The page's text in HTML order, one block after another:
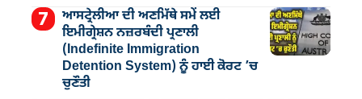
ਆਸਟ੍ਰੇਲੀਆ ਦੀ ਅਣਮਿੱਥੇ ਸਮੇਂ ਲਈ
ਇਮੀਗ੍ਰੇਸ਼ਨ ਨਜ਼ਰਬੰਦੀ ਪ੍ਰਣਾਲੀ
(Indefinite Immigration
Detention System) ਨੂੰ ਹਾਈ ਕੋਰਟ ’ਚ
ਚੁਣੌਤੀ